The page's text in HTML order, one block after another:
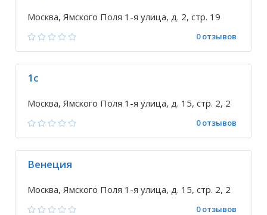
Москва, Ямского Поля 1-я улица, д. 2, стр. 19
0 отзывов
1с
Москва, Ямского Поля 1-я улица, д. 15, стр. 2, 2
0 отзывов
Венеция
Москва, Ямского Поля 1-я улица, д. 15, стр. 2, 2
0 отзывов